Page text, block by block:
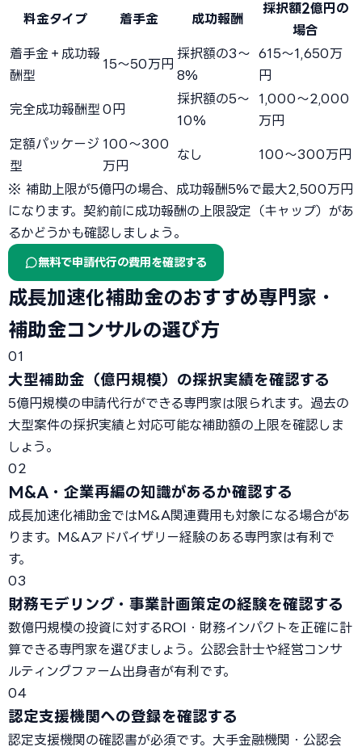
料金タイプ 着手金 成功報酬
採択額2億円の
場合
着手金＋成功報
酬型
15〜50万円
採択額の3〜
8%
615〜1,650万
円
完全成功報酬型 0円
採択額の5〜
10%
1,000〜2,000
万円
定額パッケージ
型
100〜300
万円
なし 100〜300万円
※ 補助上限が5億円の場合、成功報酬5%で最大2,500万円
になります。契約前に成功報酬の上限設定（キャップ）があ
るかどうかも確認しましょう。
無料で申請代行の費用を確認する
成長加速化補助金のおすすめ専門家・
補助金コンサルの選び方
01
大型補助金（億円規模）の採択実績を確認する
5億円規模の申請代行ができる専門家は限られます。過去の
大型案件の採択実績と対応可能な補助額の上限を確認しま
しょう。
02
M&A・企業再編の知識があるか確認する
成長加速化補助金ではM&A関連費用も対象になる場合があ
ります。M&Aアドバイザリー経験のある専門家は有利で
す。
03
財務モデリング・事業計画策定の経験を確認する
数億円規模の投資に対するROI・財務インパクトを正確に計
算できる専門家を選びましょう。公認会計士や経営コンサ
ルティングファーム出身者が有利です。
04
認定支援機関への登録を確認する
認定支援機関の確認書が必須です。大手金融機関・公認会